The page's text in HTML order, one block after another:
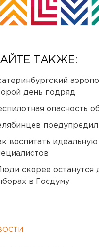
ТАКЖЕ:
день подряд
опасность
воспитать
скорее останутся
в Госдуму